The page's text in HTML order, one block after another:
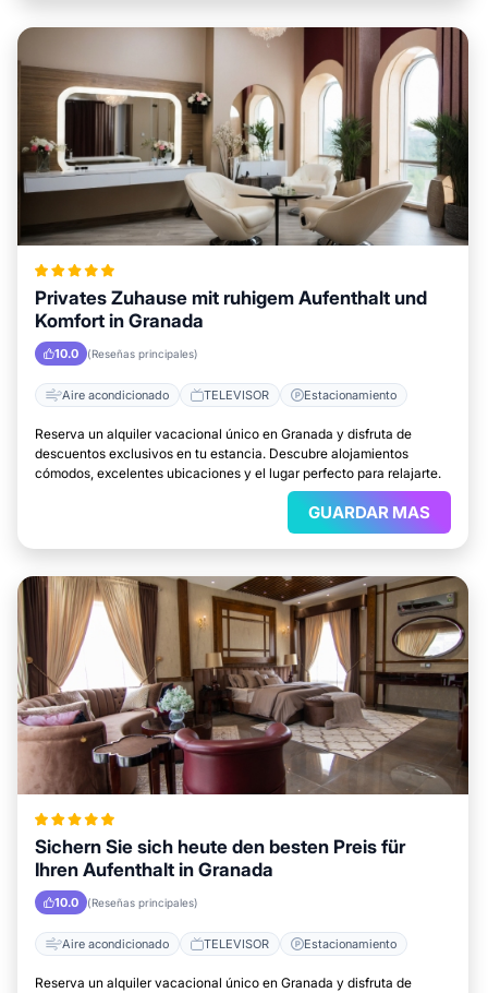
Privates Zuhause mit ruhigem Aufenthalt und
Komfort in Granada
10.0 (Reseñas principales)
Aire acondicionado TELEVISOR Estacionamiento
Reserva un alquiler vacacional único en Granada y disfruta de
descuentos exclusivos en tu estancia. Descubre alojamientos
cómodos, excelentes ubicaciones y el lugar perfecto para relajarte.
GUARDAR MAS
Sichern Sie sich heute den besten Preis für
Ihren Aufenthalt in Granada
10.0 (Reseñas principales)
Aire acondicionado TELEVISOR Estacionamiento
Reserva un alquiler vacacional único en Granada y disfruta de